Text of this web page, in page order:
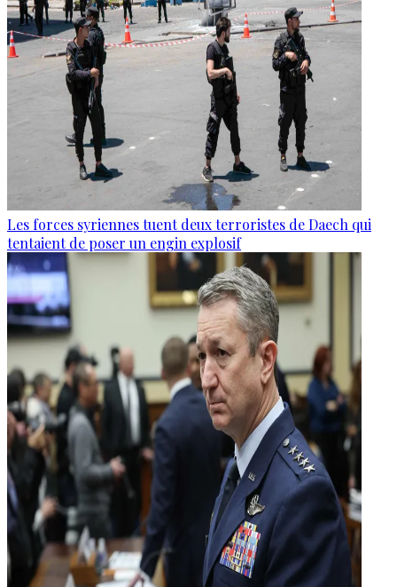
Les forces syriennes tuent deux terroristes de Daech qui
tentaient de poser un engin explosif